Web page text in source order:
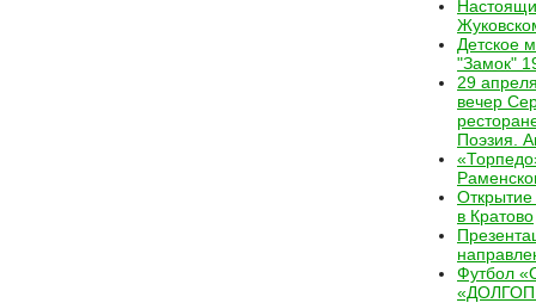
Детское
"Замок"
29
вечер
Поэзия.
в Кратово
Футбол